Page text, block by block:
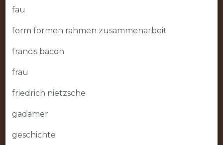
fau
form formen rahmen zusammenarbeit
francis bacon
frau
friedrich nietzsche
gadamer
geschichte